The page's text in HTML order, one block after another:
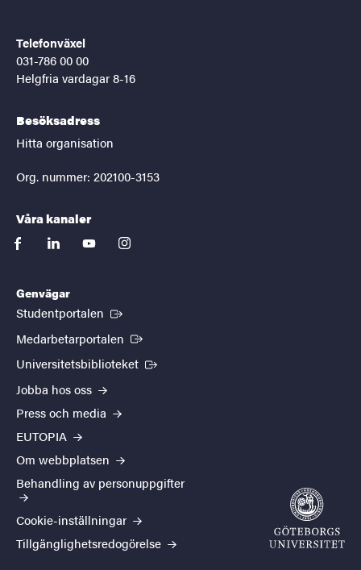
Telefonväxel
031-786 00 00
Helgfria vardagar 8-16
Besöksadress
Hitta organisation
Org. nummer: 202100-3153
Våra kanaler
facebooklinkedinyoutubeinstagram
Genvägar
Studentportalen (Extern länk)
Medarbetarportalen (Extern länk)
Universitetsbiblioteket (Extern länk)
Jobba hos oss
Press och media
EUTOPIA
Om webbplatsen
Behandling av personuppgifter
Cookie-inställningar
Tillgänglighetsredogörelse